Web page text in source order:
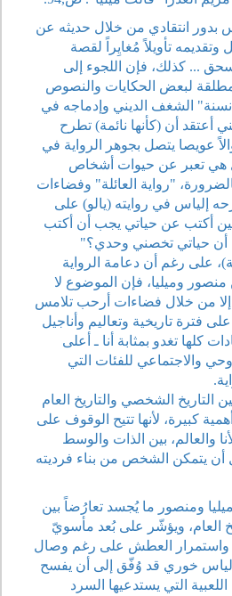
بدور انتقادي من خلال حديثه عن
وتقديمه تأويلاً مُغايِراً لقصة
إسحق ... كذلك، فإن اللجوء إلى
لبعض الحكايات والنصوص
الشغف الديني وإدماجه في
أعتقد أن (كأنها نائمة) تطرح
عويصا يتصل بجوهر الرواية في
هي تعبر عن حيوات أشخاص
"رواية العائلة" وفضاءات
إلياس في روايته (يالو) على
أكتب عن حياتي يجب أن أكتب
أن حياتي تخصني وحدي؟"
على رغم أن دعامة الرواية
وميليا، فإن الموضوع لا
من خلال فضاءات أرحب تلامس
فترة تاريخية وتعاليم وأناجيل
كلها تغدو بمثابة أنا ـ أعلى
والاجتماعي للفئات التي
التاريخ الشخصي والتاريخ العام
كبيرة، لأنها تتيح الوقوف على
والعالم، بين الذات والوسط
أن يتمكن الشخص من بناء فرديته
ومنصور ما يُجسد تعارُضاً بين
العام، ويؤشّر على بُعد مأسويّ
واستمرار العطش على رغم وصال
خوري قد وُفّق إلى أن يفسح
التي يستدعيها السرد